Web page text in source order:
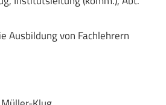
Ausbildung von Fachlehrern